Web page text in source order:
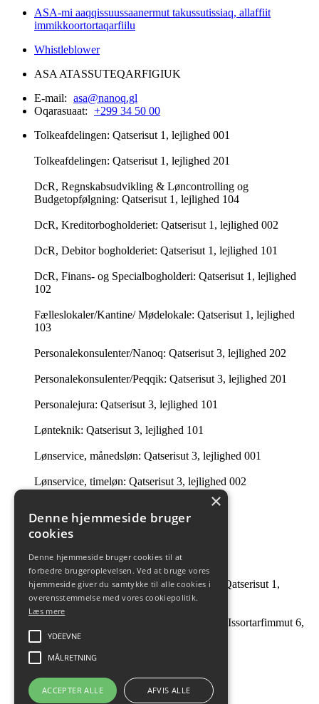
ASA-mi aaqqissuussaanermut takussutissiaq, allaffiit
immikkoortortaqarfiilu
Whistleblower
ASA ATASSUTEQARFIGIUK
E-mail: asa@nanoq.gl
Oqarasuaat: +299 34 50 00
Tolkeafdelingen: Qatserisut 1, lejlighed 001
Tolkeafdelingen: Qatserisut 1, lejlighed 201
DcR, Regnskabsudvikling & Løncontrolling og
Budgetopfølgning: Qatserisut 1, lejlighed 104
DcR, Kreditorbogholderiet: Qatserisut 1, lejlighed 002
DcR, Debitor bogholderiet: Qatserisut 1, lejlighed 101
DcR, Finans- og Specialbogholderi: Qatserisut 1, lejlighed
102
Fælleslokaler/Kantine/ Mødelokale: Qatserisut 1, lejlighed
103
Personalekonsulenter/Nanoq: Qatserisut 3, lejlighed 202
Personalekonsulenter/Peqqik: Qatserisut 3, lejlighed 201
Personalejura: Qatserisut 3, lejlighed 101
Lønteknik: Qatserisut 3, lejlighed 101
Lønservice, månedsløn: Qatserisut 3, lejlighed 001
Lønservice, timeløn: Qatserisut 3, lejlighed 002
Ledelsessekretariatet: 201 i Qatserisut 3
Intern Revision: Qatserisut 1, lejlighed 504
André Guttesen og Johanne B Tobiassen: Qatserisut 1,
lejlighed 504
Facility Management & Strategisk Indkøb: Issortarfimmut 6,
kælderen
×
Denne hjemmeside bruger
cookies
Denne hjemmeside bruger cookies til at
forbedre brugeroplevelsen. Ved at bruge vores
hjemmeside giver du samtykke til alle cookies i
overensstemmelse med vores cookiepolitik.
Læs mere
YDEEVNE
MÅLRETNING
ACCEPTER ALLE AFVIS ALLE